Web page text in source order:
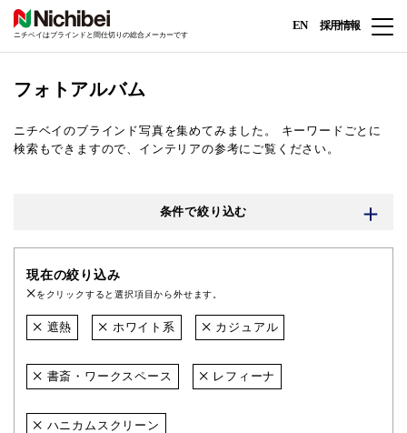
ニチベイはブラインドと間仕切りの総合メーカーです
EN 採用情報
フォトアルバム
ニチベイのブラインド写真を集めてみました。
キーワードごとに
検索もできますので、インテリアの参考にご覧ください。
条件で絞り込む
現在の絞り込み
をクリックすると選択項目から外せます。
遮熱 ホワイト系 カジュアル
書斎・ワークスペース レフィーナ
ハニカムスクリーン